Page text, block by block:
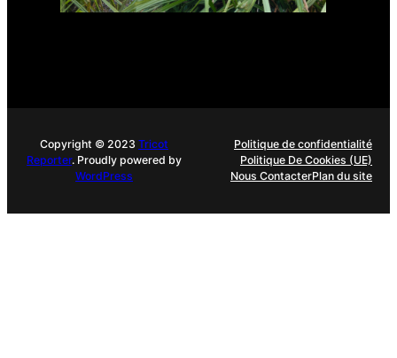
Copyright © 2023Tricot
Reporter. Proudly powered by
WordPress
Politique de confidentialité
Politique De Cookies (UE)
Nous ContacterPlan du site